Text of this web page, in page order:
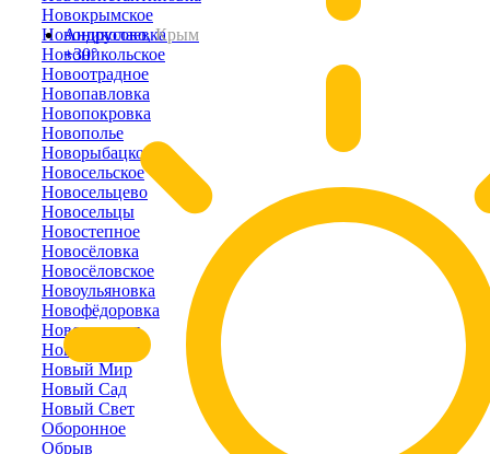
Андрусово,Крым
+30°
Новокрымское
Новониколаевка
Новоникольское
Новоотрадное
Новопавловка
Новопокровка
Новополье
Новорыбацкое
Новосельское
Новосельцево
Новосельцы
Новостепное
Новосёловка
Новосёловское
Новоульяновка
Новофёдоровка
Новоэстония
Новый Кояш
Новый Мир
Новый Сад
Новый Свет
Оборонное
Обрыв